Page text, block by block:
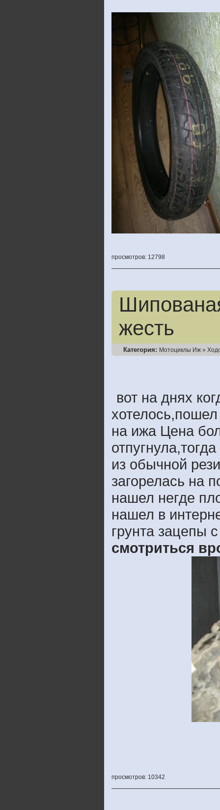
просмотров: 12798
жесть
Категория: Мотоциклы Иж »
вот на днях
на ижа Цена
из обычной
загорелась на
нашел негде
нашел в
грунта зацепы
смотриться
просмотров: 10342